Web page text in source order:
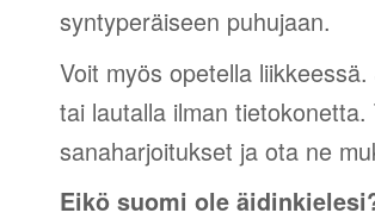
syntyperäiseen puhujaan.
Voit myös opetella
tai lautalla ilman
sanaharjoitukset ja ota ne
Eikö suomi ole